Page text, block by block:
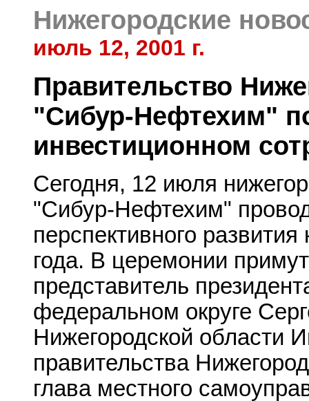
Нижегородские
июль 12, 2001 г.
Правительство
"Сибур-Нефтехим"
инвестиционном
Сегодня, 12 июля
"Сибур-Нефтехим"
перспективного
года. В церемонии
представитель
федеральном округе
Нижегородской области
правительства
глава местного